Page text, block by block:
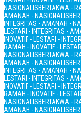
NASIONALISBERTAKWA -
AMANAH - NASIONALIS
INTEGRITAS - AMANAH -
LESTARI - INTEGRITAS -
INOVATIF - LESTARI -
RAMAH - INOVATIF -
NASIONALISBERTAKWA -
AMANAH - NASIONALIS
INTEGRITAS - AMANAH -
LESTARI - INTEGRITAS -
INOVATIF - LESTARI -
RAMAH - INOVATIF -
NASIONALISBERTAKWA -
AMANAH - NASIONALIS